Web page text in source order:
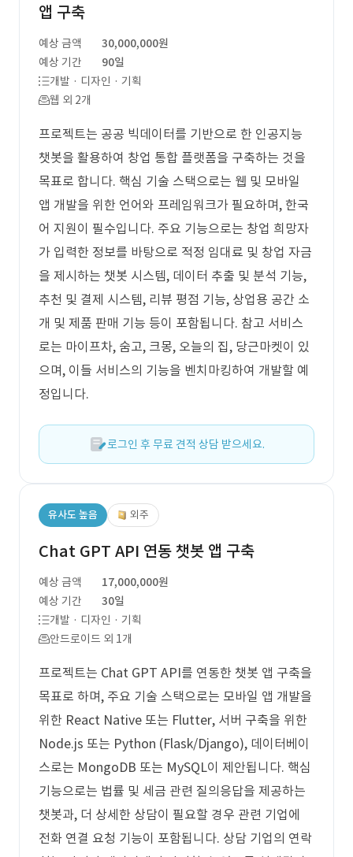
앱 구축
예상 금액
30,000,000원
예상 기간
90일
개발 · 디자인 · 기획
웹 외 2개
프로젝트는 공공 빅데이터를 기반으로 한 인공지능
챗봇을 활용하여 창업 통합 플랫폼을 구축하는 것을
목표로 합니다. 핵심 기술 스택으로는 웹 및 모바일
앱 개발을 위한 언어와 프레임워크가 필요하며, 한국
어 지원이 필수입니다. 주요 기능으로는 창업 희망자
가 입력한 정보를 바탕으로 적정 임대료 및 창업 자금
을 제시하는 챗봇 시스템, 데이터 추출 및 분석 기능,
추천 및 결제 시스템, 리뷰 평점 기능, 상업용 공간 소
개 및 제품 판매 기능 등이 포함됩니다. 참고 서비스
로는 마이프차, 숨고, 크몽, 오늘의 집, 당근마켓이 있
으며, 이들 서비스의 기능을 벤치마킹하여 개발할 예
정입니다.
로그인 후 무료 견적 상담 받으세요.
유사도 높음 외주
Chat GPT API 연동 챗봇 앱 구축
예상 금액
17,000,000원
예상 기간
30일
개발 · 디자인 · 기획
안드로이드 외 1개
프로젝트는 Chat GPT API를 연동한 챗봇 앱 구축을
목표로 하며, 주요 기술 스택으로는 모바일 앱 개발을
위한 React Native 또는 Flutter, 서버 구축을 위한
Node.js 또는 Python (Flask/Django), 데이터베이
스로는 MongoDB 또는 MySQL이 제안됩니다. 핵심
기능으로는 법률 및 세금 관련 질의응답을 제공하는
챗봇과, 더 상세한 상담이 필요할 경우 관련 기업에
전화 연결 요청 기능이 포함됩니다. 상담 기업의 연락